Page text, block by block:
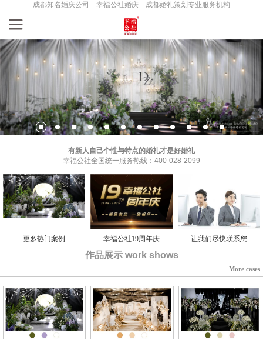
成都知名婚庆公司---幸福公社婚庆---成都婚礼策划专业服务机构
有新人自己个性与特点的婚礼才是好婚礼
幸福公社全国统一服务热线：400-028-2099
更多热门案例 幸福公社19周年庆 让我们尽快联系您
作品展示 work shows
More cases